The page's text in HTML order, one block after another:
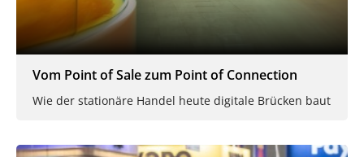
Vom Point of Sale zum Point of Connection
Wie der stationäre Handel heute digitale Brücken baut